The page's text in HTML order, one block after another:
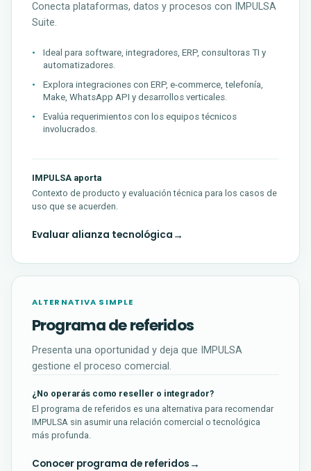
Conecta plataformas, datos y procesos con IMPULSA
Suite.
Ideal para software, integradores, ERP, consultoras TI y
automatizadores.
Explora integraciones con ERP, e-commerce, telefonía,
Make, WhatsApp API y desarrollos verticales.
Evalúa requerimientos con los equipos técnicos
involucrados.
IMPULSA aporta
Contexto de producto y evaluación técnica para los casos de
uso que se acuerden.
Evaluar alianza tecnológica
ALTERNATIVA SIMPLE
Programa de referidos
Presenta una oportunidad y deja que IMPULSA
gestione el proceso comercial.
¿No operarás como reseller o integrador?
El programa de referidos es una alternativa para recomendar
IMPULSA sin asumir una relación comercial o tecnológica
más profunda.
Conocer programa de referidos